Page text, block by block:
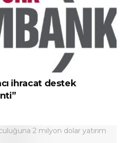
ihracat destek